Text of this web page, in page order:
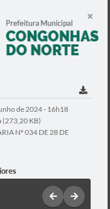
de 2024 - 16h18
(273,20 KB)
Nº 034 DE 28 DE